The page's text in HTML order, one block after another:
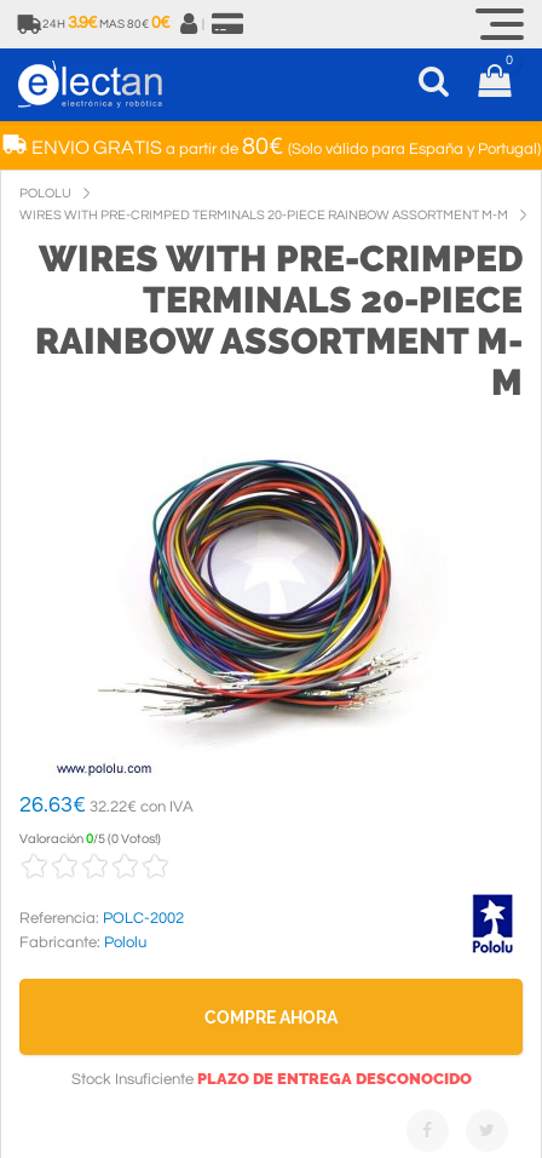
24H 3.9€ MAS 80€ 0€
0
ENVIO GRATISa partir de 80€ (Solo válido para España y Portugal)
POLOLU
WIRES WITH PRE-CRIMPED TERMINALS 20-PIECE RAINBOW ASSORTMENT M-M
WIRES WITH PRE-CRIMPED
TERMINALS 20-PIECE
RAINBOW ASSORTMENT M-
M
26.63€ 32.22€ con IVA
Valoración0/5(0 Votos!)
Referencia: POLC-2002
Fabricante: Pololu
COMPRE AHORA
Stock Insuficiente PLAZO DE ENTREGA DESCONOCIDO